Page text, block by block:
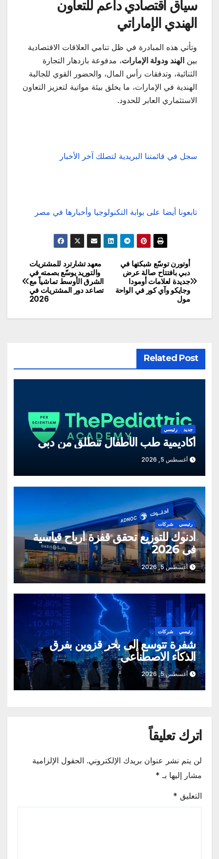
سياق اقتصادي داعم للتعاون
الهندي الإماراتي
وتأتي هذه المبادرة في ظل تنامي العلاقات الاقتصادية
بين الهند ودولة الإمارات، مدفوعة بازدهار التجارة
الثنائية، وتدفقات رأس المال، والحضور القوي للجالية
الهندية في الإمارات، ما يخلق بيئة مواتية لتعزيز التعاون
الاستثماري العابر للحدود.
سجل في قائمتنا البريدية لتصلك آخر الأخبار
تابعونا أيضا على بوابة التكنولوجيا وأخبارها في مصر
تصفّح
المقالات
معهد تشارترد للمشتريات
والتوريد يوسّع بصمته في
الشرق الأوسط تماشياً مع
تصاعد دور المشتريات في
2026
أوتورن توسّع شبكتها في
دبي بافتتاح صالة عرض
جديدة لعلامات أومودا
وجايكو وآي كور في الواحة
مول
Related Post
جديد رئيسي
أكاديمية طب الأطفال تنطلق من دبي
أغسطس 5, 2026
رئيسي شركات
أدنوك للتوزيع تحقق قفزة أرباح قياسية
في 2026
أغسطس 5, 2026
رئيسي شركات
شفرة تتوسع إلى بحر قزوين بفرق
الذكاء الاصطناعي
أغسطس 5, 2026
اترك تعليقاً
لن يتم نشر عنوان بريدك الإلكتروني. الحقول الإلزامية
مشار إليها بـ *
التعليق *